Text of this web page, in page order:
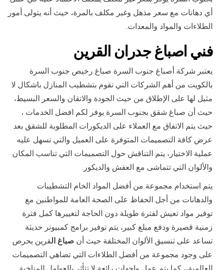
أي دهانات مع سعر مذهل وغير مكلف بالمرة، حيث أنه يتولى أمور
الطلاءات والمواد والمعدات.
فني اصباغ جدران القرين
يعتبر شركة أصباغ جنوب السرة صباغ رخيص جنوب السرة
بالكويت من أهم الشركات التي تقوم بتشطيب المنازل باشكال لا
مثيل لها على الإطلاق من حيث الجودة والاتقان والسعر البسيط،
حيث أن صباغ شقق بجنوب السرة يوفر لكم افضل الخدمات ،
حيث يتم الاتفاق مع العملاء على الديكورات المطلوبة للشقق بعد
عرض كافة التصميمات المتوفرة على العميل والتي تسهل عليه
عملية الاختيار، يتم التناقش حول التصميمات التي تناسب المكان
والألوان التي تتماشى مع العفش والديكور.
يتم استخدام مجموعة من أفضل المواد الخام التشطيبات
والدهانات من أجل الحفاظ على الصحة العامة للمواطنين مع
توفير مواد تعيش لفترة طويلة دون الحاجة لتغييرها كمل فترة
زمنية قصيرة ودفع مبلغ كبير، يتم توفير برامج كمبيوتر حديثة
تساعد على تنسيق الألوان المختلفة حيث أن صباغ القرين يحرص
على وجود مجموعة من أفضل الطلاءات التي تضاهي التصميمات